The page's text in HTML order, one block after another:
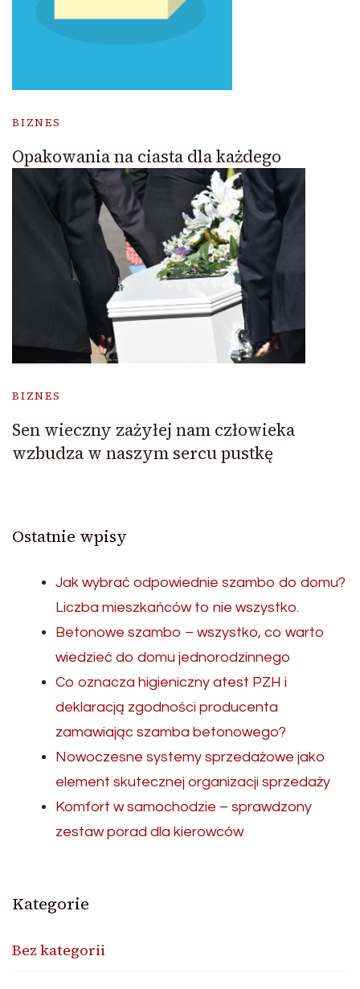
BIZNES
Opakowania na ciasta dla każdego
BIZNES
Sen wieczny zażyłej nam człowieka
wzbudza w naszym sercu pustkę
Ostatnie wpisy
Jak wybrać odpowiednie szambo do domu?
Liczba mieszkańców to nie wszystko.
Betonowe szambo – wszystko, co warto
wiedzieć do domu jednorodzinnego
Co oznacza higieniczny atest PZH i
deklaracją zgodności producenta
zamawiając szamba betonowego?
Nowoczesne systemy sprzedażowe jako
element skutecznej organizacji sprzedaży
Komfort w samochodzie – sprawdzony
zestaw porad dla kierowców
Kategorie
Bez kategorii